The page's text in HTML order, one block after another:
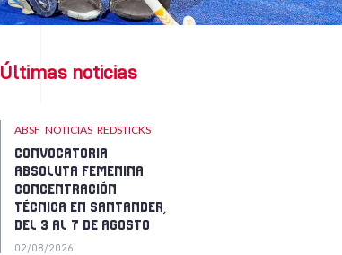
Últimas noticias
ABSF NOTICIAS REDSTICKS
CONVOCATORIA
ABSOLUTA FEMENINA
CONCENTRACIÓN
TÉCNICA EN SANTANDER,
DEL 3 AL 7 DE AGOSTO
02/08/2026